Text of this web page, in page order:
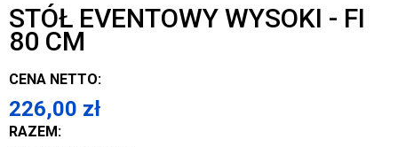
STÓŁ EVENTOWY WYSOKI - FI
80 CM
CENA NETTO:
226,00 zł
RAZEM: